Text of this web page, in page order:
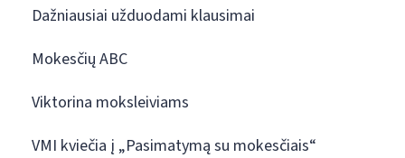
Dažniausiai užduodami klausimai
Mokesčių ABC
Viktorina moksleiviams
VMI kviečia į „Pasimatymą su mokesčiais“